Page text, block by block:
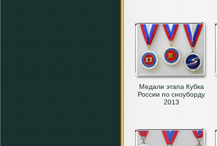
Медали этапа Кубка
России по сноуборду
2013